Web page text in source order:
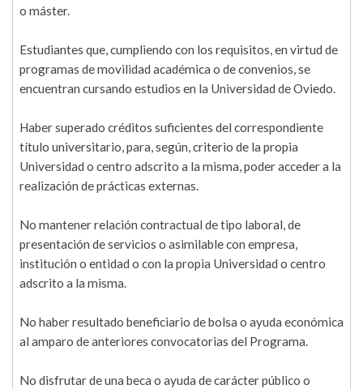
o máster.
Estudiantes que, cumpliendo con los requisitos, en virtud de
programas de movilidad académica o de convenios, se
encuentran cursando estudios en la Universidad de Oviedo.
Haber superado créditos suficientes del correspondiente
título universitario, para, según, criterio de la propia
Universidad o centro adscrito a la misma, poder acceder a la
realización de prácticas externas.
No mantener relación contractual de tipo laboral, de
presentación de servicios o asimilable con empresa,
institución o entidad o con la propia Universidad o centro
adscrito a la misma.
No haber resultado beneficiario de bolsa o ayuda económica
al amparo de anteriores convocatorias del Programa.
No disfrutar de una beca o ayuda de carácter público o